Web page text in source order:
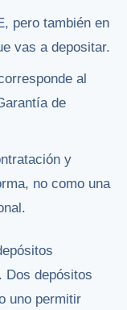
pero también en
vas a depositar.
al
de
y
no como una
Dos depósitos
uno permitir